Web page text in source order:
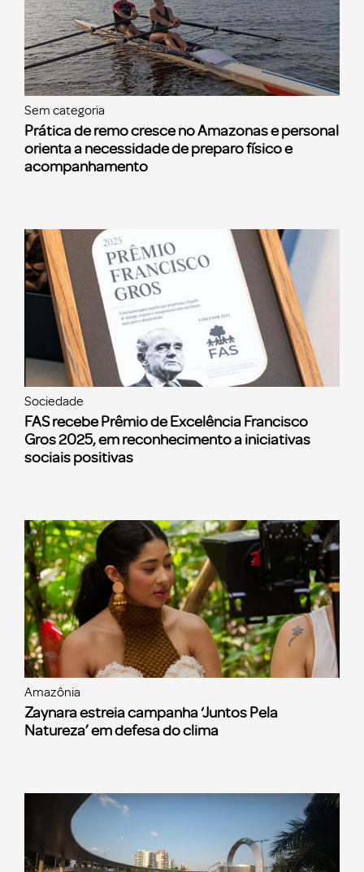
Sem categoria
Prática de remo cresce no Amazonas e personal
orienta a necessidade de preparo físico e
acompanhamento
Sociedade
FAS recebe Prêmio de Excelência Francisco
Gros 2025, em reconhecimento a iniciativas
sociais positivas
Amazônia
Zaynara estreia campanha ‘Juntos Pela
Natureza’ em defesa do clima